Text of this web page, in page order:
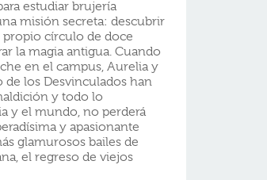
estudiar brujería
misión secreta: descubrir
propio círculo de doce
la magia antigua. Cuando
en el campus, Aurelia y
los Desvinculados han
y todo lo
y el mundo, no perderá
y apasionante
glamurosos bailes de
el regreso de viejos